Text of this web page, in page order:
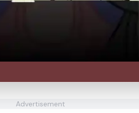
Advertisement